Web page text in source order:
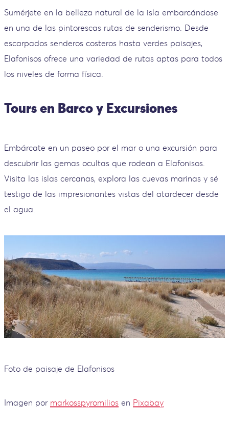
Sumérjete en la belleza natural de la isla embarcándose
en una de las pintorescas rutas de senderismo. Desde
escarpados senderos costeros hasta verdes paisajes,
Elafonisos ofrece una variedad de rutas aptas para todos
los niveles de forma física.
Tours en Barco y Excursiones
Embárcate en un paseo por el mar o una excursión para
descubrir las gemas ocultas que rodean a Elafonisos.
Visita las islas cercanas, explora las cuevas marinas y sé
testigo de las impresionantes vistas del atardecer desde
el agua.
Foto de paisaje de Elafonisos
Imagen por markosspyromilios en Pixabay